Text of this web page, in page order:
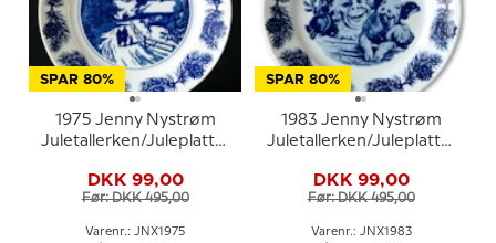
SPAR 80%
1975 Jenny Nystrøm
Juletallerken/Juleplatte,
DKK 99,00
Før: DKK 495,00
Varenr.: JNX1975
SPAR 80%
1983 Jenny Nystrøm
Juletallerken/Juleplatte,
DKK 99,00
Før: DKK 495,00
Varenr.: JNX1983